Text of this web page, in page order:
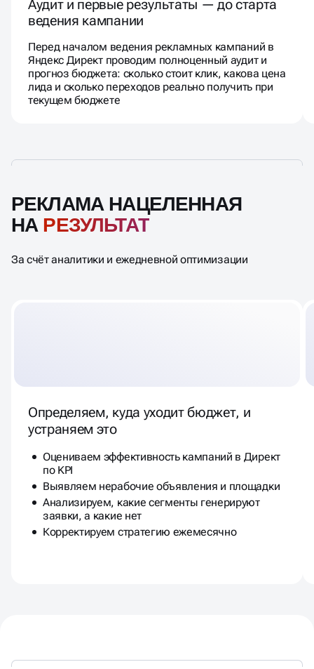
Аудит и первые результаты — до старта
ведения кампании
Перед началом ведения рекламных кампаний в
Яндекс Директ проводим полноценный аудит и
прогноз бюджета: сколько стоит клик, какова цена
лида и сколько переходов реально получить при
текущем бюджете
РЕКЛАМА НАЦЕЛЕННАЯ
НА РЕЗУЛЬТАТ
За счёт аналитики и ежедневной оптимизации
Определяем, куда уходит бюджет, и
устраняем это
Оцениваем эффективность кампаний в Директ
по KPI
Выявляем нерабочие объявления и площадки
Анализируем, какие сегменты генерируют
заявки, а какие нет
Корректируем стратегию ежемесячно